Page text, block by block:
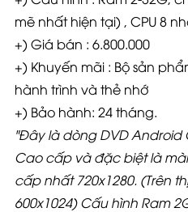
mẽ nhất hiện tại) , CPU 8
+) Giá bán : 6.800.000
+) Khuyến mãi : Bộ sản
hành trình và thẻ nhớ
+) Bảo hành: 24 tháng.
"Đây là dòng DVD Android
Cao cấp và đặc biệt là
cấp nhất 720x1280. (Trên
600x1024) Cấu hình Ram